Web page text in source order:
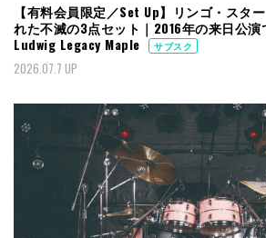
【有料会員限定／Set Up】リンゴ・スタ
れた不滅の3点セット｜2016年の来日公演
Ludwig Legacy Maple
サブスク
2026.07.7 UP